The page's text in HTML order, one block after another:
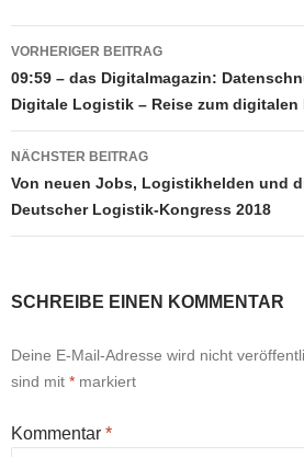
Beitragsnavigation
VORHERIGER BEITRAG
09:59 – das Digitalmagazin:
Digitale Logistik – Reise zum digitalen
NÄCHSTER BEITRAG
Von neuen Jobs, Logistikhelden und
Deutscher Logistik-Kongress 2018
SCHREIBE EINEN KOMMENTAR
Deine E-Mail-Adresse wird nicht
sind mit * markiert
Kommentar *